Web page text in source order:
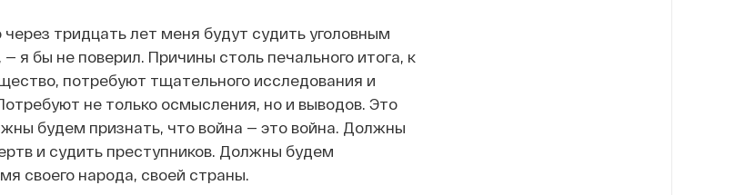
через тридцать лет меня будут судить уголовным
я бы не поверил. Причины столь печального итога, к
потребуют тщательного исследования и
не только осмысления, но и выводов. Это
будем признать, что война — это война. Должны
и судить преступников. Должны будем
своего народа, своей страны.